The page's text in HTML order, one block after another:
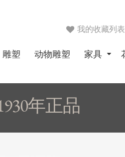
我的收藏列表
雕塑 动物雕塑 家具
年正品